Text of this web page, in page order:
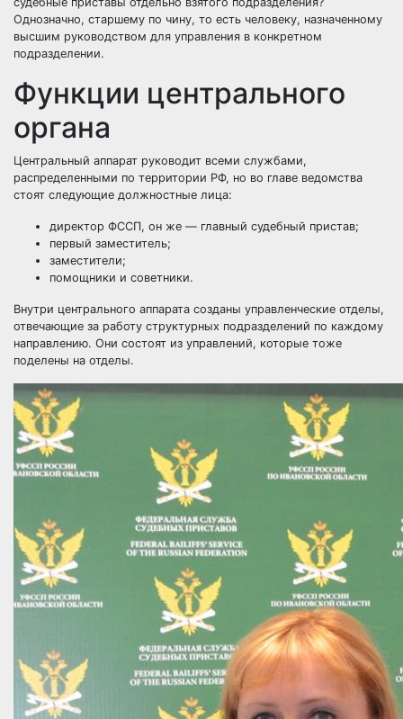
Однозначно, старшему по чину, то есть человеку, назначенному
высшим руководством для управления в конкретном
подразделении.
Функции центрального
органа
Центральный аппарат руководит всеми службами,
распределенными по территории РФ, но во главе ведомства
стоят следующие должностные лица:
директор ФССП, он же — главный судебный пристав;
первый заместитель;
заместители;
помощники и советники.
Внутри центрального аппарата созданы управленческие отделы,
отвечающие за работу структурных подразделений по каждому
направлению. Они состоят из управлений, которые тоже
поделены на отделы.